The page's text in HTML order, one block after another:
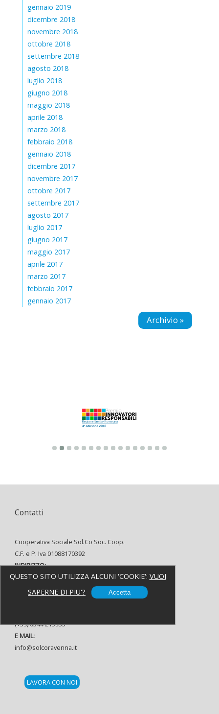
QUESTO SITO UTILIZZA ALCUNI 'COOKIE': VUOI
SAPERNE DI PIU'?
Accetta
gennaio 2019
dicembre 2018
novembre 2018
ottobre 2018
settembre 2018
agosto 2018
luglio 2018
giugno 2018
maggio 2018
aprile 2018
marzo 2018
febbraio 2018
gennaio 2018
dicembre 2017
novembre 2017
ottobre 2017
settembre 2017
agosto 2017
luglio 2017
giugno 2017
maggio 2017
aprile 2017
marzo 2017
febbraio 2017
gennaio 2017
Archivio »
Contatti
Cooperativa Sociale Sol.Co Soc. Coop.
C.F. e P. Iva 01088170392
INDIRIZZO:
Via Alfredo Oriani, 8 48121 Ravenna
TELEFONO:
(+39) 0544 215935
E MAIL:
info@solcoravenna.it
LAVORA CON NOI